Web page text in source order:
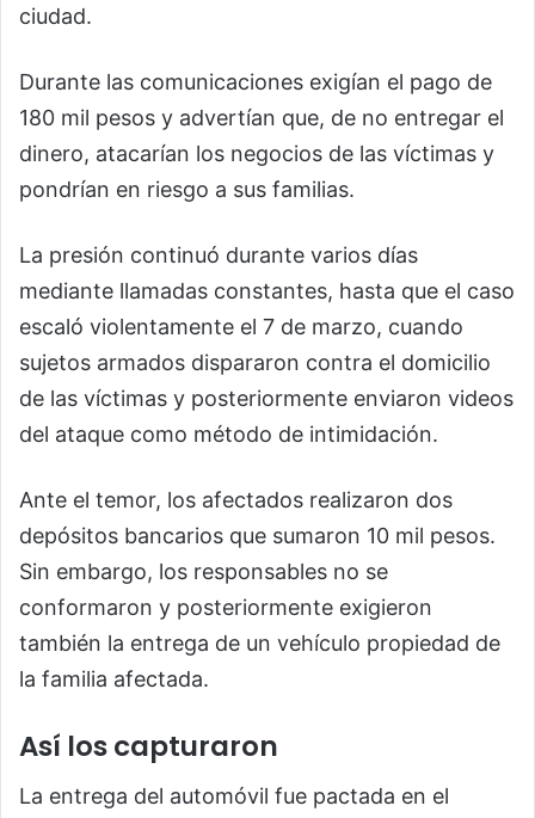
ciudad.
Durante las comunicaciones exigían el pago de
180 mil pesos y advertían que, de no entregar el
dinero, atacarían los negocios de las víctimas y
pondrían en riesgo a sus familias.
La presión continuó durante varios días
mediante llamadas constantes, hasta que el caso
escaló violentamente el 7 de marzo, cuando
sujetos armados dispararon contra el domicilio
de las víctimas y posteriormente enviaron videos
del ataque como método de intimidación.
Ante el temor, los afectados realizaron dos
depósitos bancarios que sumaron 10 mil pesos.
Sin embargo, los responsables no se
conformaron y posteriormente exigieron
también la entrega de un vehículo propiedad de
la familia afectada.
Así los capturaron
La entrega del automóvil fue pactada en el